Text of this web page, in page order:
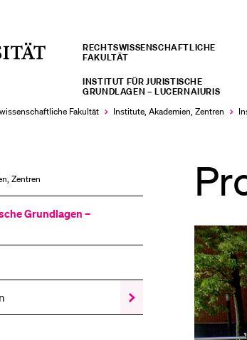
Universität
RECHTS­­WISSENSCHAFTLICHE
FAKULTÄT
INSTITUT FÜR JURISTISCHE
GRUNDLAGEN – LUCERNAIURIS
Fakultät Institute, Akademien, Zentren
Zentren
Grundlagen –
Zeige
das
Veranstaltungen
Suche getätigt.